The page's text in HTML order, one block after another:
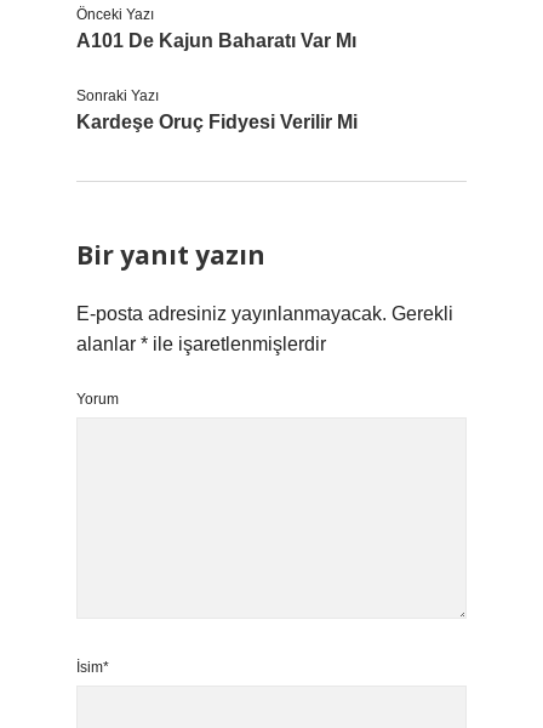
Önceki Yazı
A101 De Kajun Baharatı Var Mı
Sonraki Yazı
Kardeşe Oruç Fidyesi Verilir Mi
Bir yanıt yazın
E-posta adresiniz yayınlanmayacak. Gerekli
alanlar * ile işaretlenmişlerdir
Yorum
İsim*